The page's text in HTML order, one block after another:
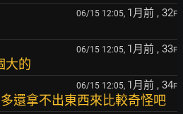
06/15 12:05, 1月前 , 32F
06/15 12:05, 1月前 , 33F
大的
06/15 12:05, 1月前 , 34F
還拿不出東西來比較奇怪吧